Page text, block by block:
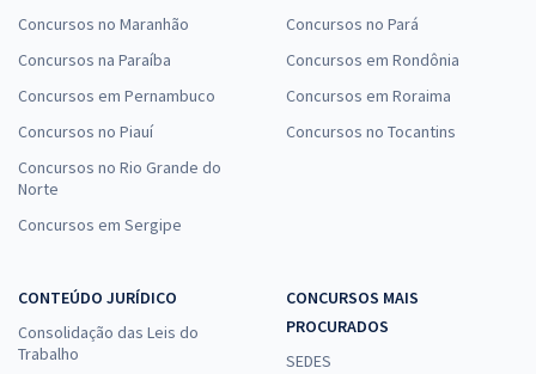
Concursos no Maranhão
Concursos na Paraíba
Concursos em Pernambuco
Concursos no Piauí
Concursos no Rio Grande do
Norte
Concursos em Sergipe
Concursos no Pará
Concursos em Rondônia
Concursos em Roraima
Concursos no Tocantins
CONTEÚDO JURÍDICO
Consolidação das Leis do
Trabalho
CONCURSOS MAIS
PROCURADOS
SEDES